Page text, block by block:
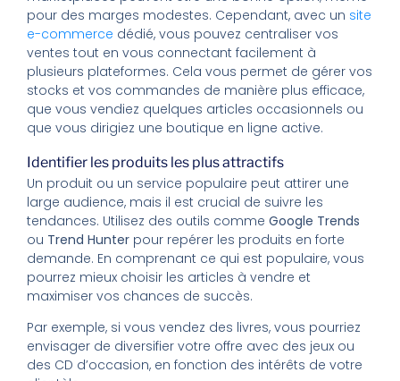
pour des marges modestes. Cependant, avec un site
e-commerce dédié, vous pouvez centraliser vos
ventes tout en vous connectant facilement à
plusieurs plateformes. Cela vous permet de gérer vos
stocks et vos commandes de manière plus efficace,
que vous vendiez quelques articles occasionnels ou
que vous dirigiez une boutique en ligne active.
Identifier les produits les plus attractifs
Un produit ou un service populaire peut attirer une
large audience, mais il est crucial de suivre les
tendances. Utilisez des outils comme Google Trends
ou Trend Hunter pour repérer les produits en forte
demande. En comprenant ce qui est populaire, vous
pourrez mieux choisir les articles à vendre et
maximiser vos chances de succès.
Par exemple, si vous vendez des livres, vous pourriez
envisager de diversifier votre offre avec des jeux ou
des CD d’occasion, en fonction des intérêts de votre